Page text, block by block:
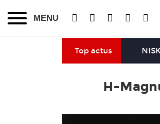
MENU
Top actus
H-